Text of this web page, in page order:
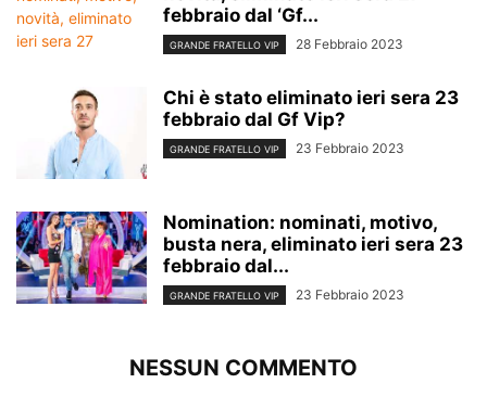
febbraio dal ‘Gf...
GRANDE FRATELLO VIP 28 Febbraio 2023
Chi è stato eliminato ieri sera 23
febbraio dal Gf Vip?
GRANDE FRATELLO VIP 23 Febbraio 2023
Nomination: nominati, motivo,
busta nera, eliminato ieri sera 23
febbraio dal...
GRANDE FRATELLO VIP 23 Febbraio 2023
NESSUN COMMENTO